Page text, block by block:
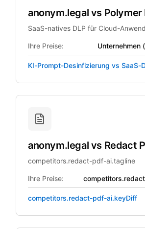
anonym.legal vs Polymer
SaaS-natives DLP für Cloud-
Ihre Preise: Unternehmen
KI-Prompt-Desinfizierung vs SaaS-
anonym.legal vs Redact
competitors.redact-pdf-ai.tagline
Ihre Preise:
competitors.redact-pdf-ai.keyDiff